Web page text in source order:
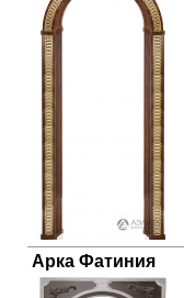
Арка Фатиния